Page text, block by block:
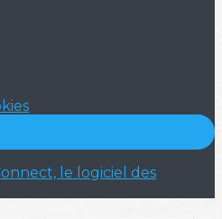
le logiciel des